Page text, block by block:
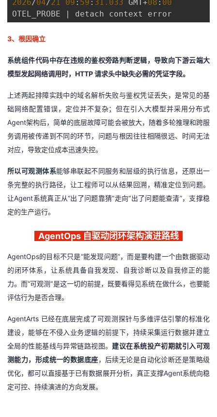
2026/04/21 09 : 59 : 31.033 GMT+08 : 00
OTEL_PROBE | detach context error
3、根因确立
系统组件代码中存在违规的鉴权旁路判断逻辑，导致向下游云端大
模型发起网络调用时， HTTP请求头中缺失必需的凭证字段。
上述两起排障实践中的域名解析失败与鉴权凭证丢失，是常见的基
础网络配置错误，定位并不复杂；但在引入大模型并采用分布式
Agent架构后，简单的底层故障可能会被放大，随着多轮推理和跨服
务调用被传递到不同的环节，问题与根因往往相隔很远、时间无法
对应，导致定位成本迅速失控。
所以可观测体系能够串联起不同服务和层级的执行信息，还原出一
条完整的执行路径，让工程师可以从结果回溯，精准定位到问题。
让Agent系统真正从“出了问题靠猜”走向“出了问题能查清”，支撑稳
定的生产运行。
AgentOps 自驱动闭环架构演进路线
AgentOps的目标不只是“能发现问题”，而是要构建一个由数据驱动
的闭环体系，让系统具备自我发现、自我诊断以及自我修正的能
力。而“可观测”是这一切的前提，既要看得见系统在做什么，也要能
评估行为是否合理。
AgentArts 已经在底层完成了可观测探针与多维评估引擎的标准化
建设，能够在不侵入业务逻辑的前提下，持续采集运行数据并建立
全局的性能基线与异常链路视图。 建议在系统投产初期就引入可观
测能力，形成统一的数据底座，后续无论是自动化诊断还是策略级
优化，都可以直接基于已有数据展开分析，真正支撑Agent系统向稳
定可控、持续演进的方向发展。